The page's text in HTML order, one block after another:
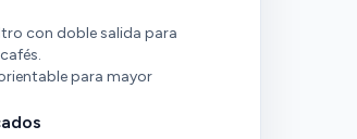
con doble salida para
para mayor